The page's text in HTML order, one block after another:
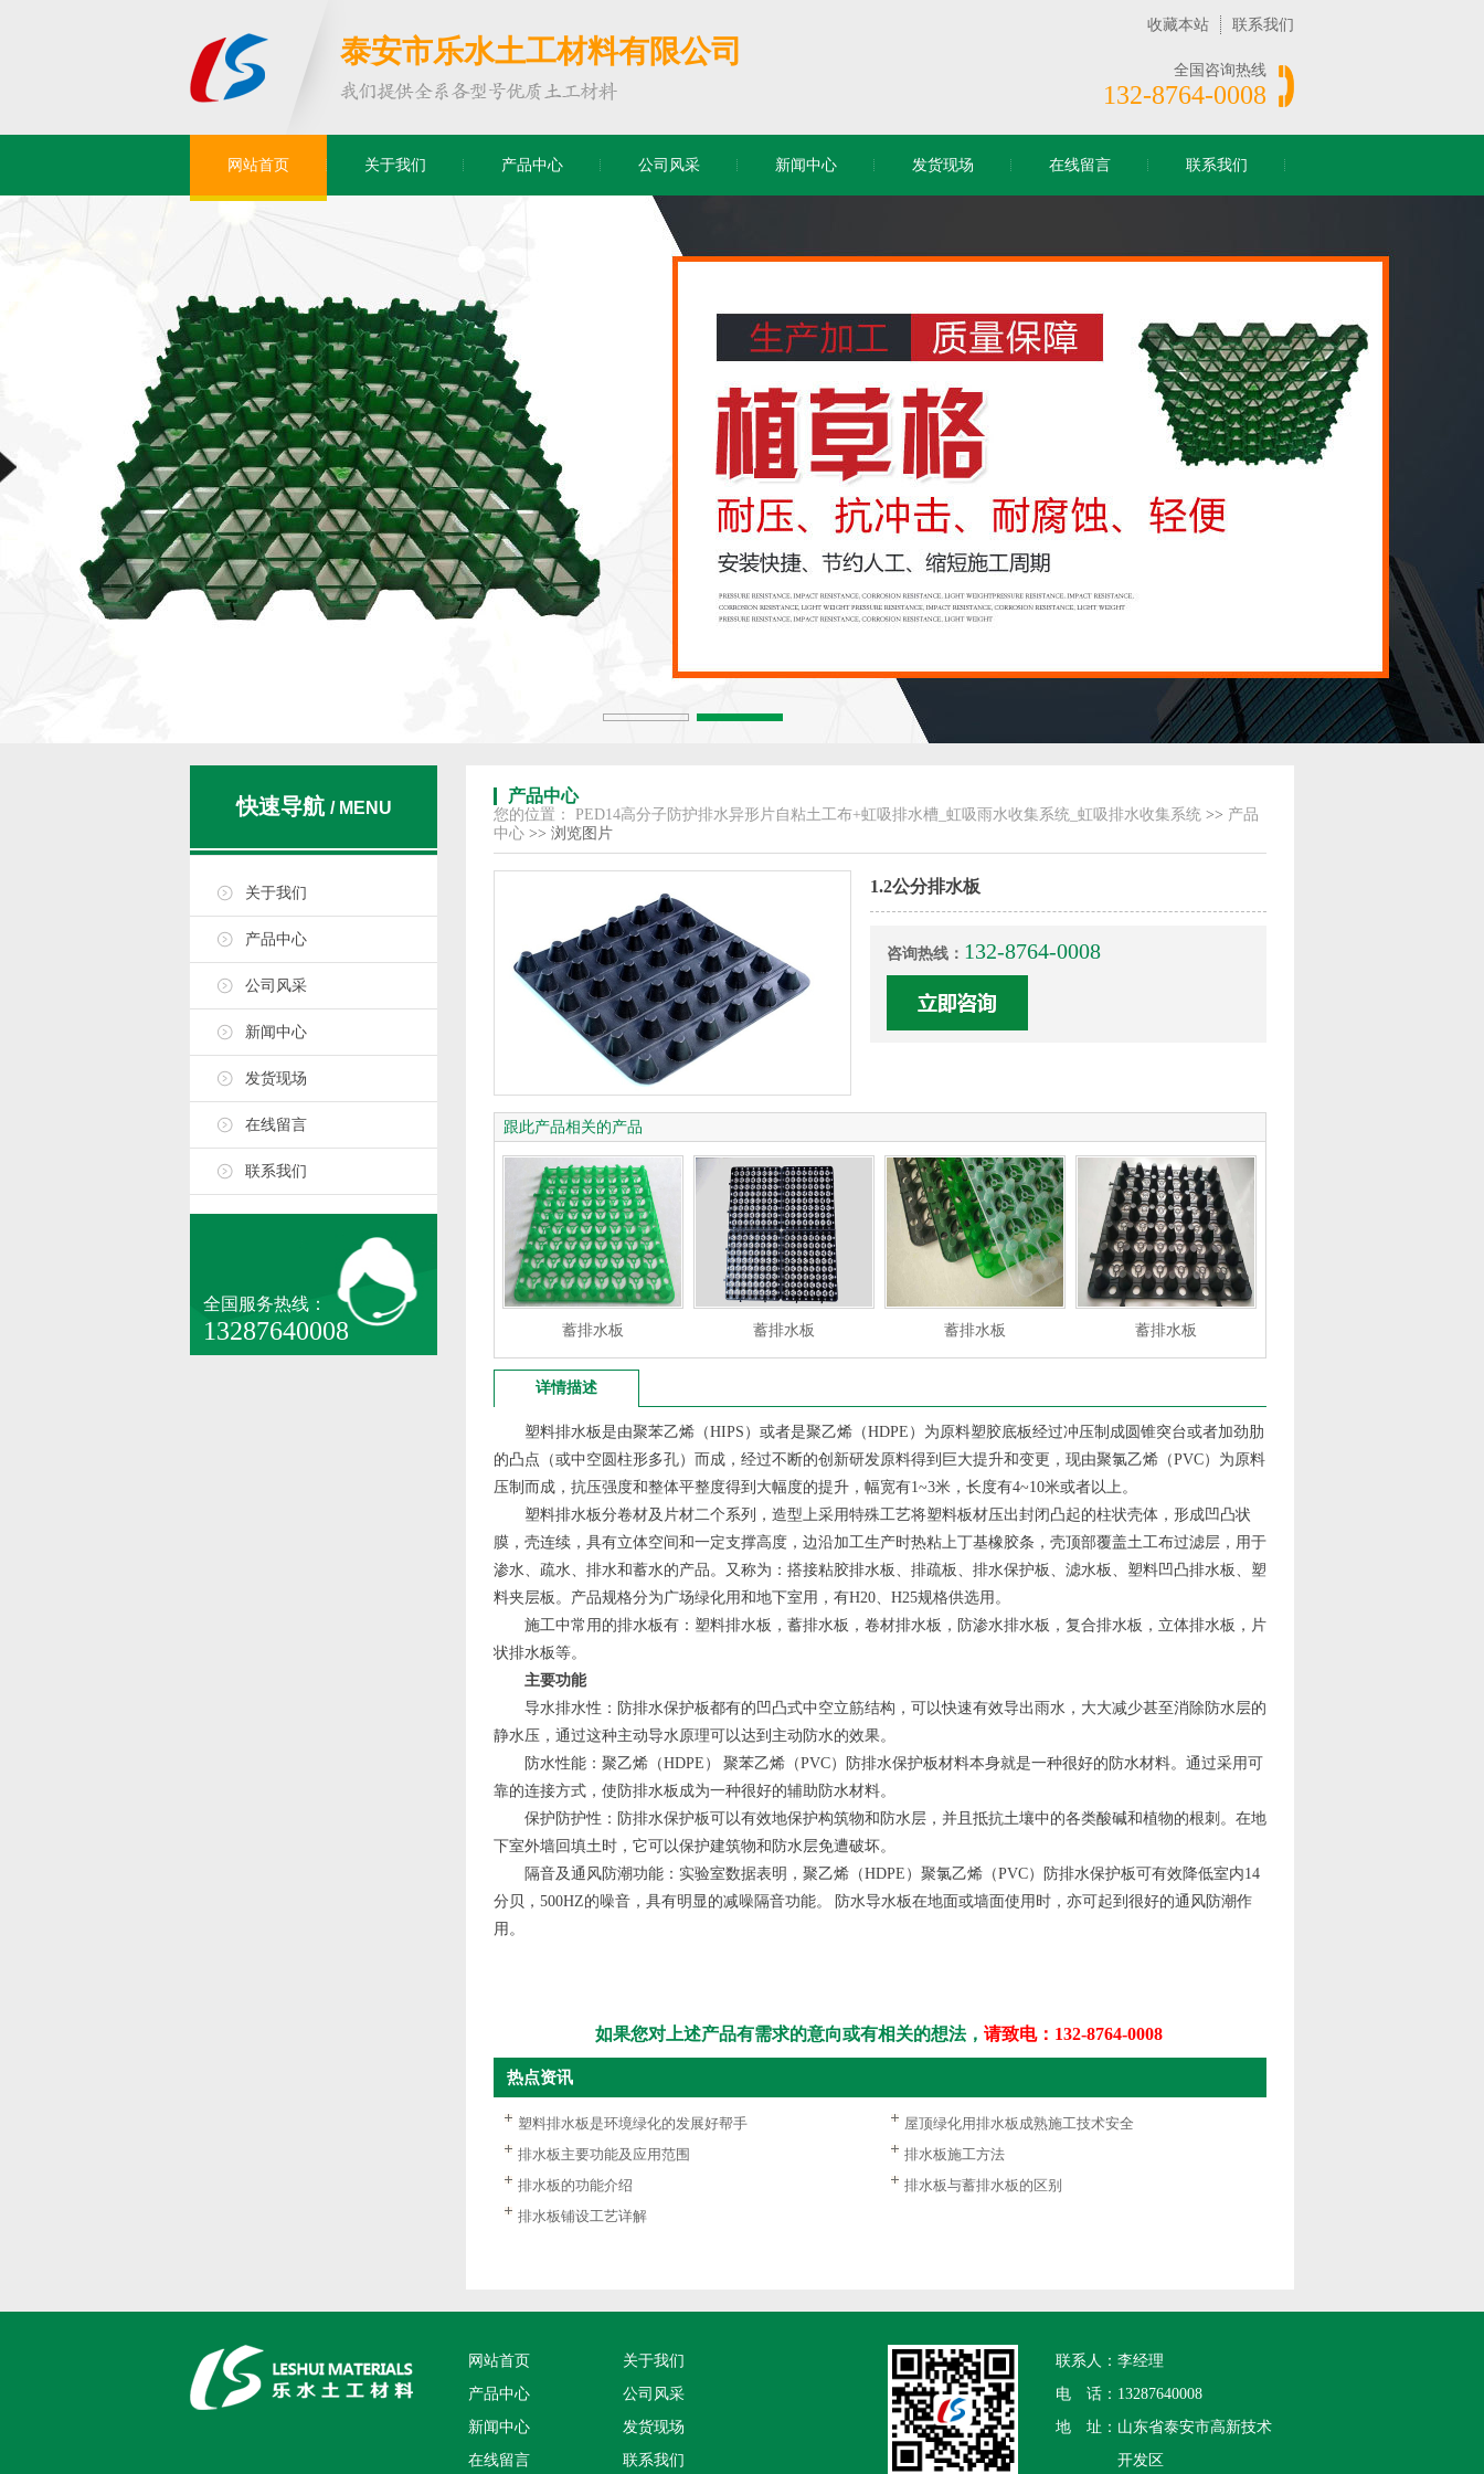
泰安市乐水土工材料有限公司
收藏本站 联系我们
全国咨询热线
132-8764-0008
网站首页 关于我们 产品中心 公司风采 新闻中心 发货现场 在线留言 联系我们
快速导航 / MENU
关于我们
产品中心
公司风采
新闻中心
发货现场
在线留言
联系我们
全国服务热线：
13287640008
产品中心
您的位置： PED14高分子防护排水异形片自粘土工布+虹吸排水槽_虹吸雨水收集系统_虹吸排水收集系统 >> 产品
中心 >> 浏览图片
1.2公分排水板
咨询热线： 132-8764-0008
跟此产品相关的产品
蓄排水板 蓄排水板 蓄排水板 蓄排水板
详情描述
塑料排水板是由聚苯乙烯（HIPS）或者是聚乙烯（HDPE）为原料塑胶底板经过冲压制成圆锥突台或者加劲肋
的凸点（或中空圆柱形多孔）而成，经过不断的创新研发原料得到巨大提升和变更，现由聚氯乙烯（PVC）为原料
压制而成，抗压强度和整体平整度得到大幅度的提升，幅宽有1~3米，长度有4~10米或者以上。
塑料排水板分卷材及片材二个系列，造型上采用特殊工艺将塑料板材压出封闭凸起的柱状壳体，形成凹凸状
膜，壳连续，具有立体空间和一定支撑高度，边沿加工生产时热粘上丁基橡胶条，壳顶部覆盖土工布过滤层，用于
渗水、疏水、排水和蓄水的产品。又称为：搭接粘胶排水板、排疏板、排水保护板、滤水板、塑料凹凸排水板、塑
料夹层板。产品规格分为广场绿化用和地下室用，有H20、H25规格供选用。
施工中常用的排水板有：塑料排水板，蓄排水板，卷材排水板，防渗水排水板，复合排水板，立体排水板，片
状排水板等。
主要功能
导水排水性：防排水保护板都有的凹凸式中空立筋结构，可以快速有效导出雨水，大大减少甚至消除防水层的
静水压，通过这种主动导水原理可以达到主动防水的效果。
防水性能：聚乙烯（HDPE） 聚苯乙烯（PVC）防排水保护板材料本身就是一种很好的防水材料。通过采用可
靠的连接方式，使防排水板成为一种很好的辅助防水材料。
保护防护性：防排水保护板可以有效地保护构筑物和防水层，并且抵抗土壤中的各类酸碱和植物的根刺。在地
下室外墙回填土时，它可以保护建筑物和防水层免遭破坏。
隔音及通风防潮功能：实验室数据表明，聚乙烯（HDPE）聚氯乙烯（PVC）防排水保护板可有效降低室内14
分贝，500HZ的噪音，具有明显的减噪隔音功能。 防水导水板在地面或墙面使用时，亦可起到很好的通风防潮作
用。
如果您对上述产品有需求的意向或有相关的想法， 请致电：132-8764-0008
热点资讯
塑料排水板是环境绿化的发展好帮手
屋顶绿化用排水板成熟施工技术安全
排水板主要功能及应用范围
排水板施工方法
排水板的功能介绍
排水板与蓄排水板的区别
排水板铺设工艺详解
网站首页
关于我们
产品中心
公司风采
新闻中心
发货现场
在线留言
联系我们
联系人： 李经理
电 话： 13287640008
地 址： 山东省泰安市高新技术
开发区